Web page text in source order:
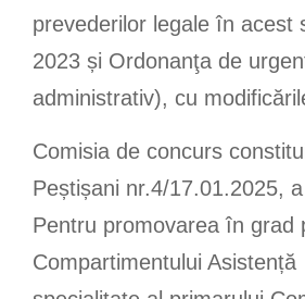
prevederilor legale în acest
2023 și Ordonanţa de
administrativ), cu
Comisia de concurs
Peștișani nr.4/17.01.2025,
Pentru promovarea în grad
Compartimentului